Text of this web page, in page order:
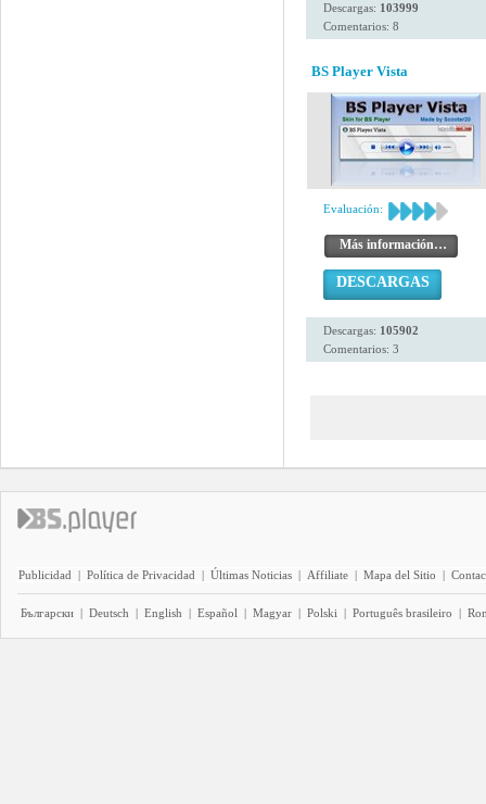
Descargas: 103999
Comentarios: 8
BS Player Vista
Evaluación:
Más información…
DESCARGAS
Descargas: 105902
Comentarios: 3
Publicidad | Política de Privacidad | Últimas Noticias | Affiliate | Mapa del Sitio |
Български | Deutsch | English | Español | Magyar | Polski | Português brasileiro |